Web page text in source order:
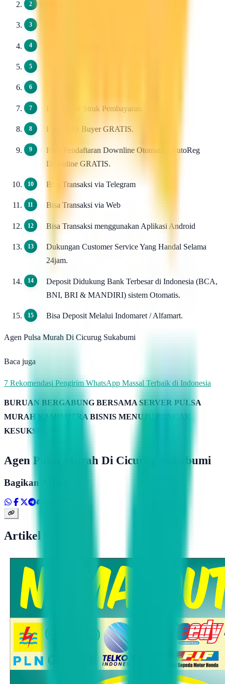
Bisa Cetak Struk Pembayaran.
Fitur SMS Buyer GRATIS.
Fitur Pendaftaran Downline Otomatis / AutoReg
Downline GRATIS.
Bisa Transaksi via Telegram
Bisa Transaksi via Web
Bisa Transaksi menggunakan Aplikasi Android
Dukungan Customer Service Yang Handal Selama
24jam.
Deposit Didukung Bank Terbesar di Indonesia (BCA,
BNI, BRI & MANDIRI) sistem Otomatis.
Bisa Deposit Melalui Indomaret / Alfamart.
Agen Pulsa Murah Di Cicurug Sukabumi
Baca juga
7 Rekomendasi Pengirim WhatsApp Massal Terbaik di Indonesia
BURUAN BERGABUNG BERSAMA SERVER PULSA
MURAH KAMIMITRA BISNIS MENUJU PUNCAK
KESUKSESAN
Agen Pulsa Murah Di Cicurug Sukabumi
Bagikan Artikel
Artikel Terkait